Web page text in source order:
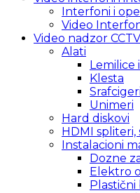
Interfoni i
Video
Video nadzor CCTV
Alati
Lemilice
Klesta
Srafcigeri
Unimeri
Hard diskovi
HDMI
Instalacioni
Dozne
Elektro
Plastični